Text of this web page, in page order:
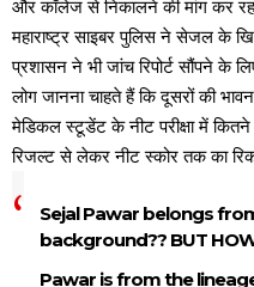
और कॉलेज से निकालने की मांग कर
महाराष्ट्र साइबर पुलिस ने सेजल के
प्रशासन ने भी जांच रिपोर्ट सौंपने के
लोग जानना चाहते हैं कि दूसरों की
मेडिकल स्टूडेंट के नीट परीक्षा में
रिजल्ट से लेकर नीट स्कोर तक का
Sejal Pawar belongs
background?? BUT
Pawar is from the